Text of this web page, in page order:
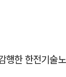
한 한전기술